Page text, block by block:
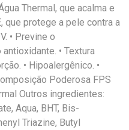
Thermal, que acalma e
que protege a pele contra a
• Previne o
• Textura
• Hipoalergênico. •
Poderosa FPS
Outros ingredientes:
Aqua, BHT, Bis-
Triazine, Butyl